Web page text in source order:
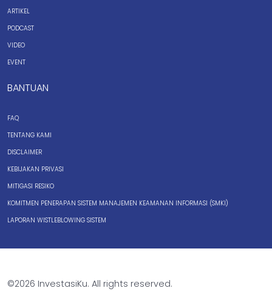
ARTIKEL
PODCAST
VIDEO
EVENT
BANTUAN
FAQ
TENTANG KAMI
DISCLAIMER
KEBIJAKAN PRIVASI
MITIGASI RESIKO
KOMITMEN PENERAPAN SISTEM MANAJEMEN KEAMANAN INFORMASI (SMKI)
LAPORAN WISTLEBLOWING SISTEM
©2026 InvestasiKu. All rights reserved.